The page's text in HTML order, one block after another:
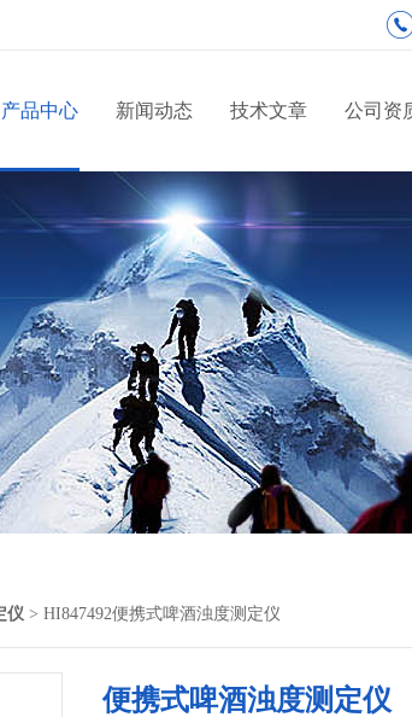
产品中心 新闻动态 技术文章 公司资
仪 > HI847492便携式啤酒浊度测定仪
便携式啤酒浊度测定仪